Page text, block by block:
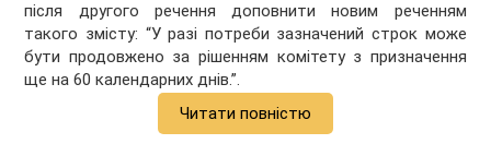
після другого речення доповнити новим реченням
такого змісту: “У разі потреби зазначений строк може
бути продовжено за рішенням комітету з призначення
ще на 60 календарних днів.”.
Читати повністю